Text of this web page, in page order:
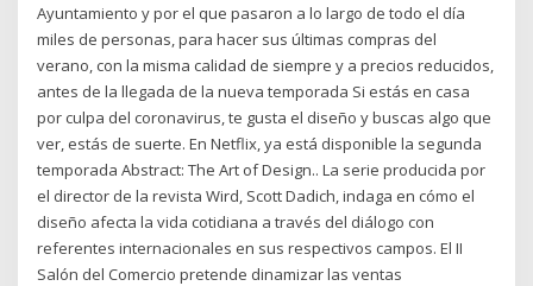
Ayuntamiento y por el que pasaron a lo largo de todo el día
miles de personas, para hacer sus últimas compras del
verano, con la misma calidad de siempre y a precios reducidos,
antes de la llegada de la nueva temporada Si estás en casa
por culpa del coronavirus, te gusta el diseño y buscas algo que
ver, estás de suerte. En Netflix, ya está disponible la segunda
temporada Abstract: The Art of Design.. La serie producida por
el director de la revista Wird, Scott Dadich, indaga en cómo el
diseño afecta la vida cotidiana a través del diálogo con
referentes internacionales en sus respectivos campos. El II
Salón del Comercio pretende dinamizar las ventas